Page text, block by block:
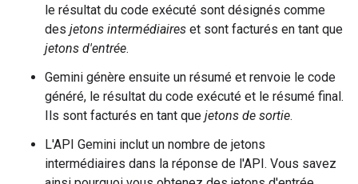
le résultat du code exécuté sont désignés comme
des jetons intermédiaires et sont facturés en tant que
jetons d'entrée.
Gemini génère ensuite un résumé et renvoie le code
généré, le résultat du code exécuté et le résumé final.
Ils sont facturés en tant que jetons de sortie.
L'API Gemini inclut un nombre de jetons
intermédiaires dans la réponse de l'API. Vous savez